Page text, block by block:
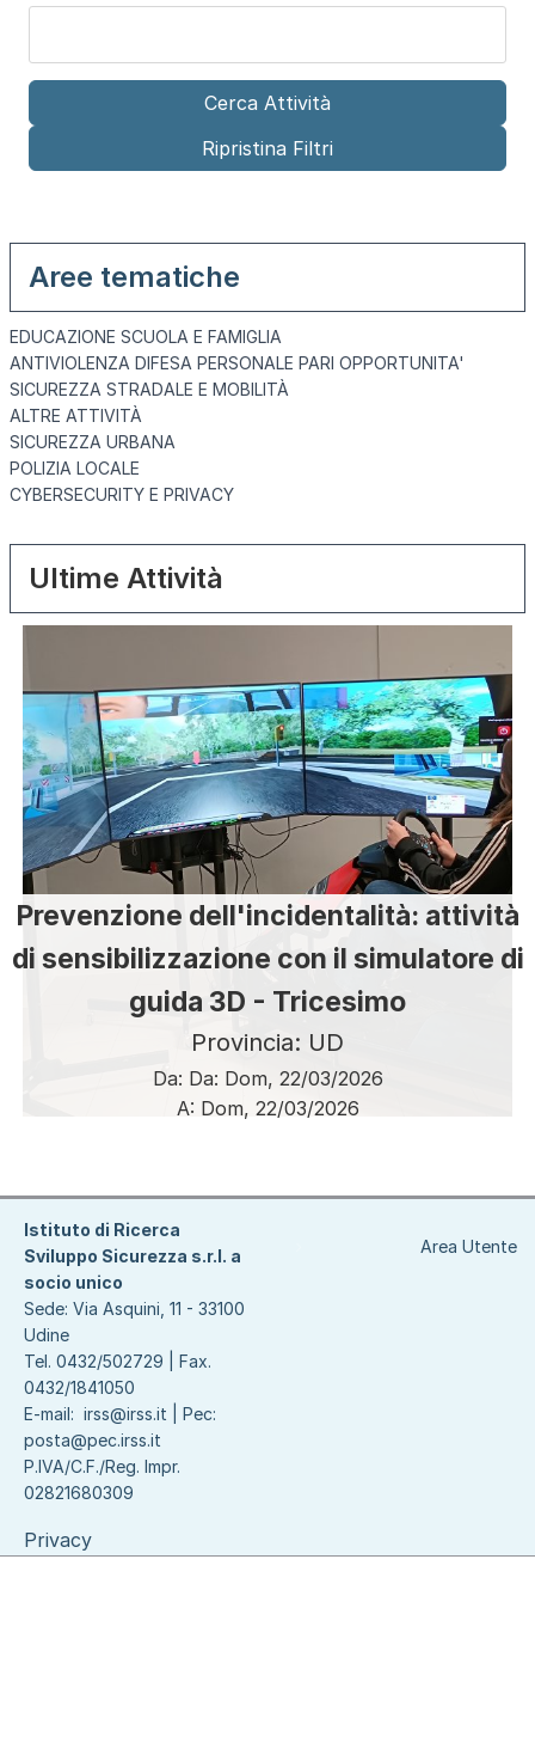
Aree tematiche
EDUCAZIONE SCUOLA E FAMIGLIA
ANTIVIOLENZA DIFESA PERSONALE PARI OPPORTUNITA'
SICUREZZA STRADALE E MOBILITÀ
ALTRE ATTIVITÀ
SICUREZZA URBANA
POLIZIA LOCALE
CYBERSECURITY E PRIVACY
Ultime Attività
Prevenzione dell'incidentalità: attività
di sensibilizzazione con il simulatore di
guida 3D - Tricesimo
Provincia: UD
Da: Da: Dom, 22/03/2026
A: Dom, 22/03/2026
Area Utente
Istituto di Ricerca
Sviluppo Sicurezza s.r.l. a
socio unico
Sede: Via Asquini, 11 - 33100
Udine
Tel. 0432/502729 | Fax.
0432/1841050
E-mail: irss@irss.it | Pec:
posta@pec.irss.it
P.IVA/C.F./Reg. Impr.
02821680309
Privacy